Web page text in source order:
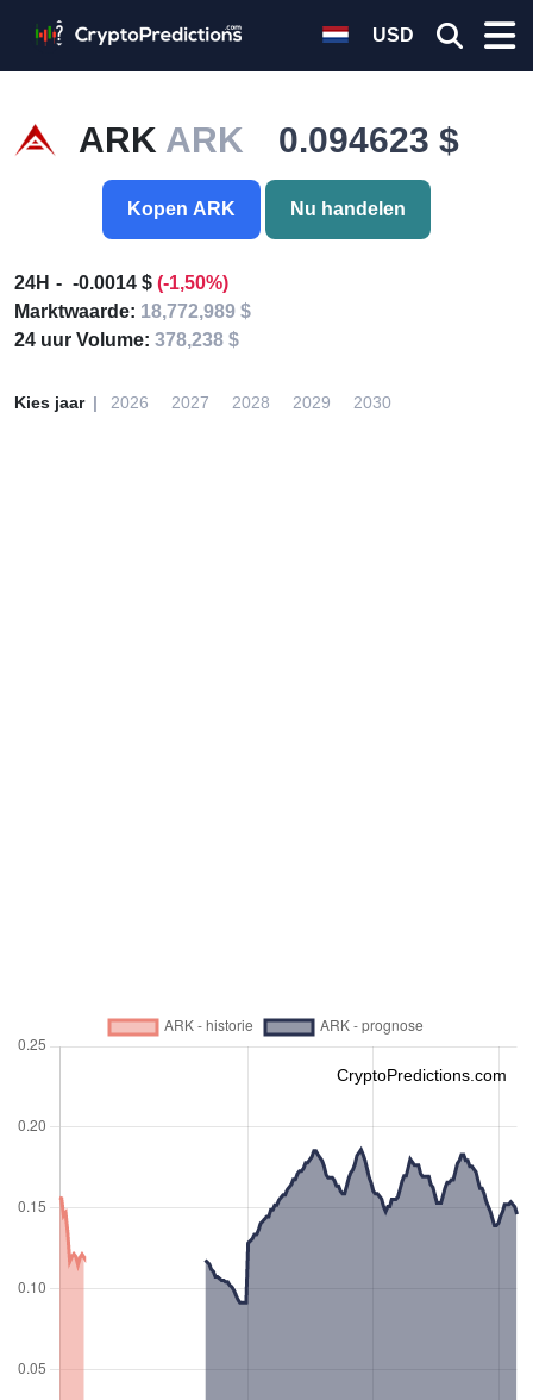
USD
ARK ARK 0.094623 $
Kopen ARK Nu handelen
24H -0.0014 $ (-1,50%)
Marktwaarde: 18,772,989 $
24 uur Volume: 378,238 $
Kies jaar 2026 2027 2028 2029 2030
CryptoPredictions.com